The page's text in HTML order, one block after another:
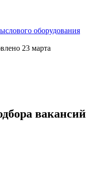
оборудования
23 марта
вакансий